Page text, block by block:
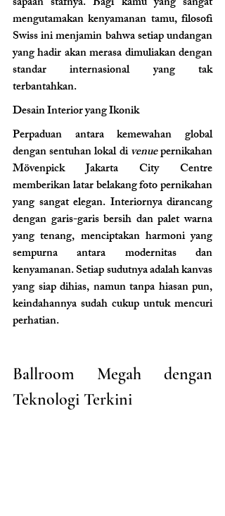
mengutamakan kenyamanan tamu, filosofi
Swiss ini menjamin bahwa setiap undangan
yang hadir akan merasa dimuliakan dengan
standar internasional yang tak
terbantahkan.
Desain Interior yang Ikonik
Perpaduan antara kemewahan global
dengan sentuhan lokal di venue pernikahan
Mövenpick Jakarta City Centre
memberikan latar belakang foto pernikahan
yang sangat elegan. Interiornya dirancang
dengan garis-garis bersih dan palet warna
yang tenang, menciptakan harmoni yang
sempurna antara modernitas dan
kenyamanan. Setiap sudutnya adalah kanvas
yang siap dihias, namun tanpa hiasan pun,
keindahannya sudah cukup untuk mencuri
perhatian.
Ballroom Megah dengan
Teknologi Terkini